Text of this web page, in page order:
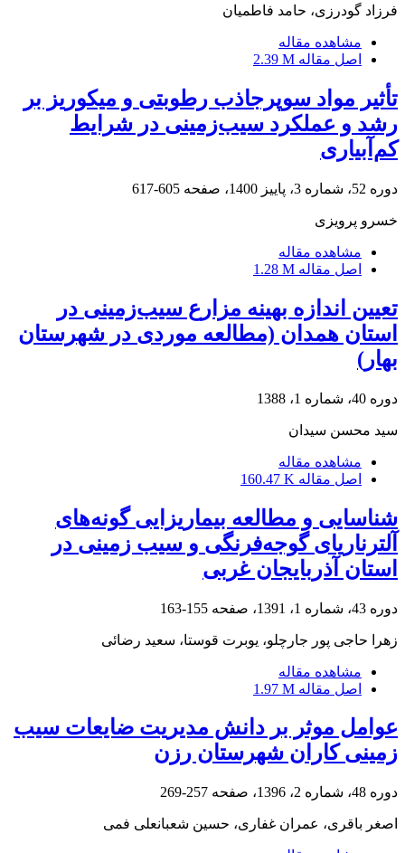
فرزاد گودرزی، حامد فاطمیان
مشاهده مقاله
اصل مقاله 2.39 M
تأثیر مواد سوپرجاذب رطوبتی و میکوریز بر
رشد و عملکرد سیب‌زمینی در شرایط
کم‌آبیاری
دوره 52، شماره 3، پاییز 1400، صفحه 605-617
خسرو پرویزی
مشاهده مقاله
اصل مقاله 1.28 M
تعیین اندازه بهینه مزارع سیب‌زمینی در
استان همدان (مطالعه موردی در شهرستان
بهار)
دوره 40، شماره 1، 1388
سید محسن سیدان
مشاهده مقاله
اصل مقاله 160.47 K
شناسایی و مطالعه بیماریزایی گونه‌های
آلترناریای گوجه‌فرنگی و سیب زمینی در
استان آذربایجان غربی
دوره 43، شماره 1، 1391، صفحه 155-163
زهرا حاجی پور جارچلو، یوبرت قوستا، سعید رضائی
مشاهده مقاله
اصل مقاله 1.97 M
عوامل موثر بر دانش مدیریت ضایعات سیب
زمینی کاران شهرستان رزن
دوره 48، شماره 2، 1396، صفحه 257-269
اصغر باقری، عمران غفاری، حسین شعبانعلی فمی